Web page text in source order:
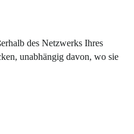
des Netzwerks Ihres
unabhängig davon, wo sie